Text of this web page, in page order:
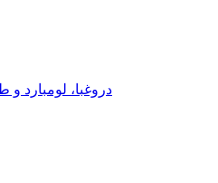
دروغبا، لومبارد